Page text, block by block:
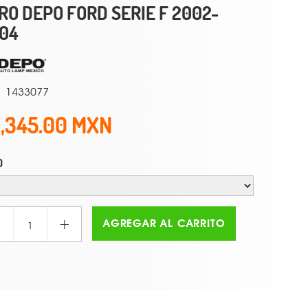
DEPO FORD SERIE F 2002-
1433077
+ AGREGAR AL CARRITO